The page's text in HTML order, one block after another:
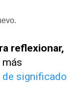
reflexionar,
más
de significado